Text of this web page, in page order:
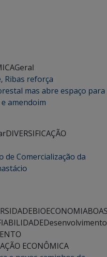
Geral
Ribas reforça
mas abre espaço para
amendoim
DIVERSIFICAÇÃO
de Comercialização da
BIOECONOMIA
Desenvolvimento
ECONÔMICA